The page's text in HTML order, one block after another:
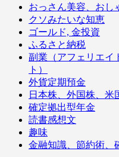
おっさん美容、おし
クソみたいな知恵
ゴールド, 金投資
ふるさと納税
副業（アフェリエイ
ト）
外貨定期預金
日本株、外国株、米
確定拠出型年金
読書感想文
趣味
金融知識、節約術、